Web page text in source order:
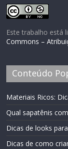
Este trabalho está
Commons –
Conteúdo
Materiais Ricos:
Qual sapatênis
Dicas de looks
Dicas de como